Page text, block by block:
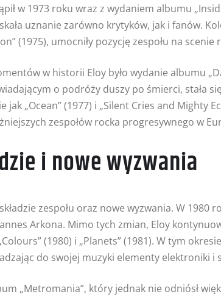
w 1973 roku wraz z wydaniem albumu
uznanie zarówno krytyków, jak i fanów.
(1975), umocniły pozycję zespołu na
w historii Eloy było wydanie albumu
o podróży duszy po śmierci, stała
„Ocean” (1977) i „Silent Cries and Mighty
zespołów rocka progresywnego w
i nowe wyzwania
zespołu oraz nowe wyzwania. W 1980
Arkona. Mimo tych zmian, Eloy
(1980) i „Planets” (1981). W tym
do swojej muzyki elementy elektroniki i
„Metromania”, który jednak nie odniósł